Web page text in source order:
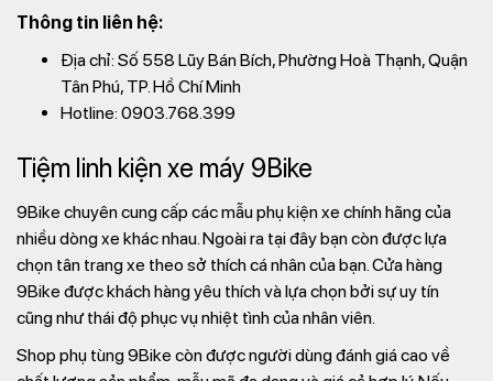
Thông tin liên hệ:
Địa chỉ: Số 558 Lũy Bán Bích, Phường Hoà Thạnh, Quận
Tân Phú, TP. Hồ Chí Minh
Hotline: 0903.768.399
Tiệm linh kiện xe máy 9Bike
9Bike chuyên cung cấp các mẫu phụ kiện xe chính hãng của
nhiều dòng xe khác nhau. Ngoài ra tại đây bạn còn được lựa
chọn tân trang xe theo sở thích cá nhân của bạn. Cửa hàng
9Bike được khách hàng yêu thích và lựa chọn bởi sự uy tín
cũng như thái độ phục vụ nhiệt tình của nhân viên.
Shop phụ tùng 9Bike còn được người dùng đánh giá cao về